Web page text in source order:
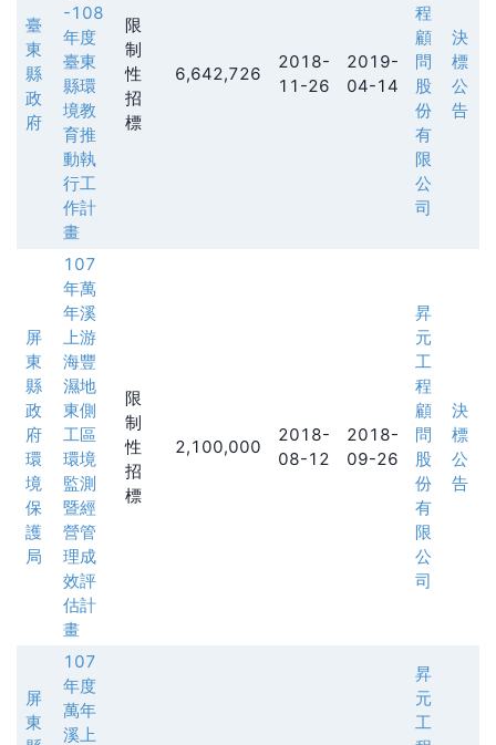
臺
東
縣
政
府
-108
年度
臺東
縣環
境教
育推
動執
行工
作計
畫
限
制
性
招
標
6,642,726
2018-
11-26
2019-
04-14
程
顧
問
股
份
有
限
公
司
決
標
公
告
屏
東
縣
政
府
環
境
保
護
局
107
年萬
年溪
上游
海豐
濕地
東側
工區
環境
監測
暨經
營管
理成
效評
估計
畫
限
制
性
招
標
2,100,000
2018-
08-12
2018-
09-26
昇
元
工
程
顧
問
股
份
有
限
公
司
決
標
公
告
屏
東
107
年度
萬年
溪上
昇
元
工